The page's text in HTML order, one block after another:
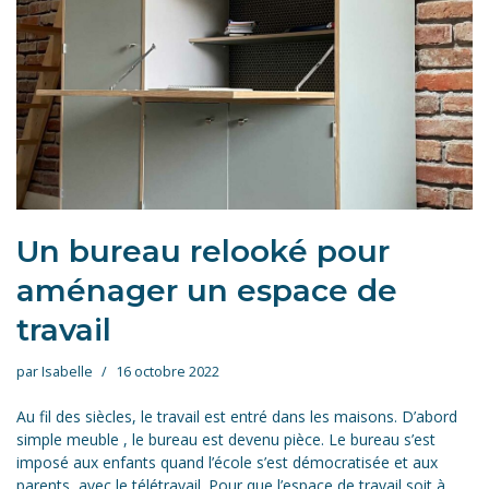
Un bureau relooké pour
aménager un espace de
travail
parIsabelle 16 octobre 2022
Au fil des siècles, le travail est entré dans les maisons. D’abord
simple meuble , le bureau est devenu pièce. Le bureau s’est
imposé aux enfants quand l’école s’est démocratisée et aux
parents, avec le télétravail. Pour que l’espace de travail soit à